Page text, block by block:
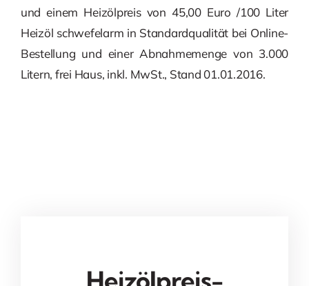
und einem Heizölpreis von 45,00 Euro /100 Liter
Heizöl schwefelarm in Standardqualität bei Online-
Bestellung und einer Abnahmemenge von 3.000
Litern, frei Haus, inkl. MwSt., Stand 01.01.2016.